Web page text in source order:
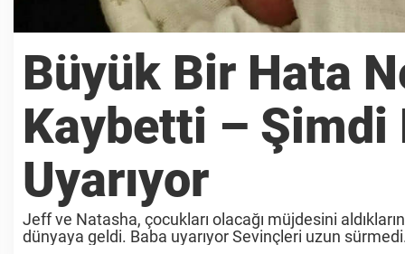
Büyük Bir Hata
Kaybetti – Şimdi
Uyarıyor
Jeff ve Natasha, çocukları olacağı müjdesini
dünyaya geldi. Baba uyarıyor Sevinçleri uzun